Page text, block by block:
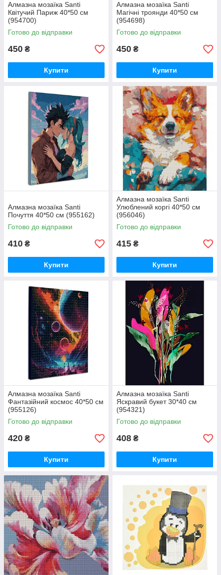
Алмазна мозаїка Santi
Квітучий Париж 40*50 см
(954700)
Готово до відправки
450 ₴
Купити
Алмазна мозаїка Santi
Магічні троянди 40*50 см
(954698)
Готово до відправки
450 ₴
Купити
Алмазна мозаїка Santi
Почуття 40*50 см (955162)
Готово до відправки
410 ₴
Купити
Алмазна мозаїка Santi
Улюблений коргі 40*50 см
(956046)
Готово до відправки
415 ₴
Купити
Алмазна мозаїка Santi
Фантазійний космос 40*50 см
(955126)
Готово до відправки
420 ₴
Купити
Алмазна мозаїка Santi
Яскравий букет 30*40 см
(954321)
Готово до відправки
408 ₴
Купити